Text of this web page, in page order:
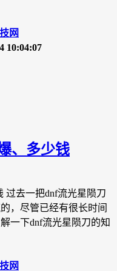
网
10:04:07
、多少钱
过去一把dnf流光星陨刀
，尽管已经有很长时间
一下dnf流光星陨刀的知
网